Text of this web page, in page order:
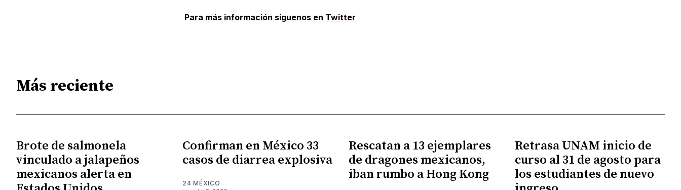
Para más información siguenos en Twitter
Más reciente
Brote de salmonela
vinculado a jalapeños
mexicanos alerta en
Confirman en México 33
casos de diarrea explosiva
24 MÉXICO
Rescatan a 13 ejemplares
de dragones mexicanos,
iban rumbo a Hong Kong
Retrasa UNAM inicio de
curso al 31 de agosto para
los estudiantes de nuevo